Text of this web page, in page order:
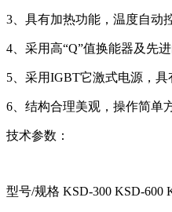
3、具有加热功能，温度自动
4、采用高“Q”值换能器及先
5、采用IGBT它激式电源，具
6、结构合理美观，操作简单
技术参数：
型号/规格 KSD-300 KSD-600